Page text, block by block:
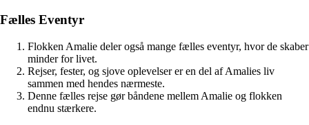
Fælles Eventyr
Flokken Amalie deler også mange fælles eventyr, hvor de skaber
minder for livet.
Rejser, fester, og sjove oplevelser er en del af Amalies liv
sammen med hendes nærmeste.
Denne fælles rejse gør båndene mellem Amalie og flokken
endnu stærkere.